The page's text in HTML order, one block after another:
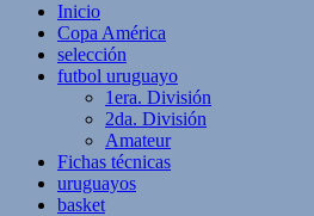
Inicio
Copa América
selección
futbol uruguayo
1era. División
2da. División
Amateur
Fichas técnicas
uruguayos
basket